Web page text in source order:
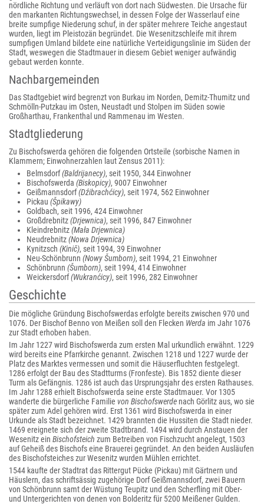
nördliche Richtung und verläuft von dort nach Südwesten. Die Ursache für
den markanten Richtungswechsel, in dessen Folge der Wasserlauf eine
breite sumpfige Niederung schuf, in der später mehrere Teiche angestaut
wurden, liegt im Pleistozän begründet. Die Wesenitzschleife mit ihrem
sumpfigen Umland bildete eine natürliche Verteidigungslinie im Süden der
Stadt, weswegen die Stadtmauer in diesem Gebiet weniger aufwändig
gebaut werden konnte.
Nachbargemeinden
Das Stadtgebiet wird begrenzt von Burkau im Norden, Demitz-Thumitz und
Schmölln-Putzkau im Osten, Neustadt und Stolpen im Süden sowie
Großharthau, Frankenthal und Rammenau im Westen.
Stadtgliederung
Zu Bischofswerda gehören die folgenden Ortsteile (sorbische Namen in
Klammern; Einwohnerzahlen laut Zensus 2011):
Belmsdorf(Baldrijanecy), seit 1950, 344 Einwohner
Bischofswerda (Biskopicy), 9007 Einwohner
Geißmannsdorf(Dźibrachćicy), seit 1974, 562 Einwohner
Pickau (Špikawy)
Goldbach, seit 1996, 424 Einwohner
Großdrebnitz(Drjewnica), seit 1996, 847 Einwohner
Kleindrebnitz(Mała Drjewnica)
Neudrebnitz(Nowa Drjewnica)
Kynitzsch (Kinič), seit 1994, 39 Einwohner
Neu-Schönbrunn (Nowy Šumborn), seit 1994, 21 Einwohner
Schönbrunn (Šumborn), seit 1994, 414 Einwohner
Weickersdorf(Wukranćicy), seit 1996, 282 Einwohner
Geschichte
Die mögliche Gründung Bischofswerdas erfolgte bereits zwischen 970 und
1076. Der Bischof Benno von Meißen soll den Flecken Werda im Jahr 1076
zur Stadt erhoben haben.
Im Jahr 1227 wird Bischofswerda zum ersten Mal urkundlich erwähnt. 1229
wird bereits eine Pfarrkirche genannt. Zwischen 1218 und 1227 wurde der
Platz des Marktes vermessen und somit die Häuserfluchten festgelegt.
1286 erfolgt der Bau des Stadtturms (Fronfeste). Bis 1852 diente dieser
Turm als Gefängnis. 1286 ist auch das Ursprungsjahr des ersten Rathauses.
Im Jahr 1288 erhielt Bischofswerda seine erste Stadtmauer. Vor 1305
wanderte die bürgerliche Familie von Bischofswerde nach Görlitz aus, wo sie
später zum Adel gehören wird. Erst 1361 wird Bischofswerda in einer
Urkunde als Stadt bezeichnet. 1429 brannten die Hussiten die Stadt nieder.
1469 ereignete sich der zweite Stadtbrand. 1494 wird durch Anstauen der
Wesenitz ein Bischofsteich zum Betreiben von Fischzucht angelegt, 1503
auf Geheiß des Bischofs eine Brauerei gegründet. An den beiden Ausläufen
des Bischofsteiches zur Wesenitz wurden Mühlen errichtet.
1544 kaufte der Stadtrat das Rittergut Pücke (Pickau) mit Gärtnern und
Häuslern, das schriftsässig zugehörige Dorf Geißmannsdorf, zwei Bauern
von Schönbrunn samt der Wüstung Teupitz und den Scherfling mit Ober-
und Untergerichten von denen von Bolderitz für 5200 Meißener Gulden.